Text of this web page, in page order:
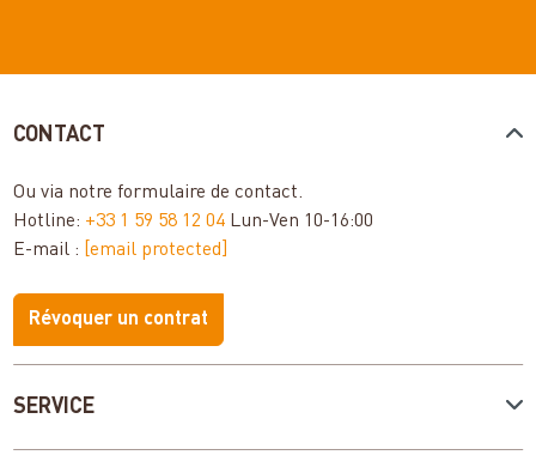
SERVICE
CONTACT
Ou via notreformulaire de contact.
Hotline: +33 1 59 58 12 04 Lun-Ven 10-16:00
E-mail : [email protected]
Révoquer un contrat